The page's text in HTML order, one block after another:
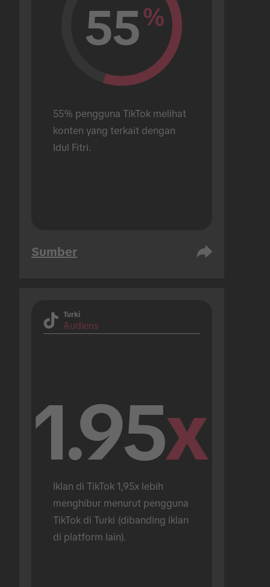
55%
55% pengguna TikTok melihat
konten yang terkait dengan
Idul Fitri.
Sumber
Turki
Audiens
1.95x
Iklan di TikTok 1,95x lebih
menghibur menurut pengguna
TikTok di Turki (dibanding iklan
di platform lain).